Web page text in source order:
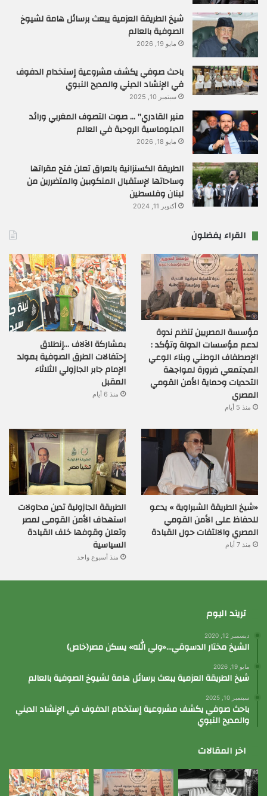
شيخ الطريقة العزمية يبعث برسائل هامة لشيوخ
الصوفية بالعالم
مايو 19, 2026
باحث صوفي يكشف مشروعية إستخدام الدفوف
في الإنشاد الديني والمديح النبوي
سبتمبر 10, 2025
منير القادري” … صوت التصوف المغربي ورائد
الدبلوماسية الروحية في العالم
مايو 18, 2026
الطريقة الكسنزانية بالعراق تعلن فتح مقراتها
وساحاتها لإستقبال المنكوبين والمتضررين من
لبنان وفلسطين
أكتوبر 11, 2024
القراء يفضلون
مؤسسة المصريين تنظم ندوة
لدعم مؤسسات الدولة وتؤكد :
الإصطفاف الوطني وبناء الوعي
المجتمعي ضرورة لمواجهة
التحديات وحماية الأمن القومي
المصري
منذ 5 أيام
بمشاركة الآلاف …إنطلاق
إحتفالات الطرق الصوفية بمولد
الإمام جابر الجازولي الثلاثاء
المقبل
منذ 6 أيام
«شيخ الطريقة الشبراوية » يدعو
للحفاظ على الأمن القومي
المصري والالتفات حول القيادة
منذ 7 أيام
الطريقة الجازولية تدين محاولات
استهداف الأمن القومى لمصر
وتعلن وقوفها خلف القيادة
السياسية
منذ أسبوع واحد
تريند اليوم
ديسمبر 12, 2020
الشيخ مختار الدسوقي…«ولي الله» يسكن مصر(خاص)
مايو 19, 2026
شيخ الطريقة العزمية يبعث برسائل هامة لشيوخ الصوفية بالعالم
سبتمبر 10, 2025
باحث صوفي يكشف مشروعية إستخدام الدفوف في الإنشاد الديني
والمديح النبوي
اخر المقالات